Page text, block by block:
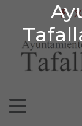
Ir al contenido